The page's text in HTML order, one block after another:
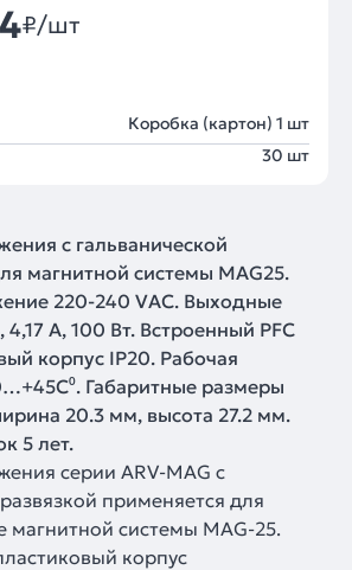
₽/шт
Коробка (картон) 1 шт
30 шт
с гальванической
магнитной системы MAG25.
220-240 VAC. Выходные
А, 100 Вт. Встроенный PFC
корпус IP20. Рабочая
Габаритные размеры
20.3 мм, высота 27.2 мм.
5 лет.
серии ARV-MAG с
применяется для
магнитной системы MAG-25.
корпус